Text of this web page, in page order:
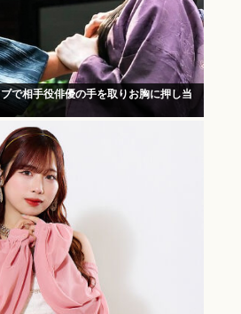
で相手役俳優の手を取りお胸に押し当